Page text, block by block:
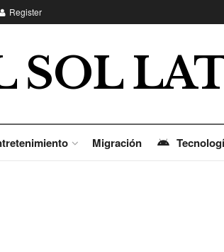
Register
SOL
Migración